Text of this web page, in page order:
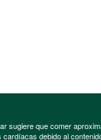
sugiere que comer
debido al